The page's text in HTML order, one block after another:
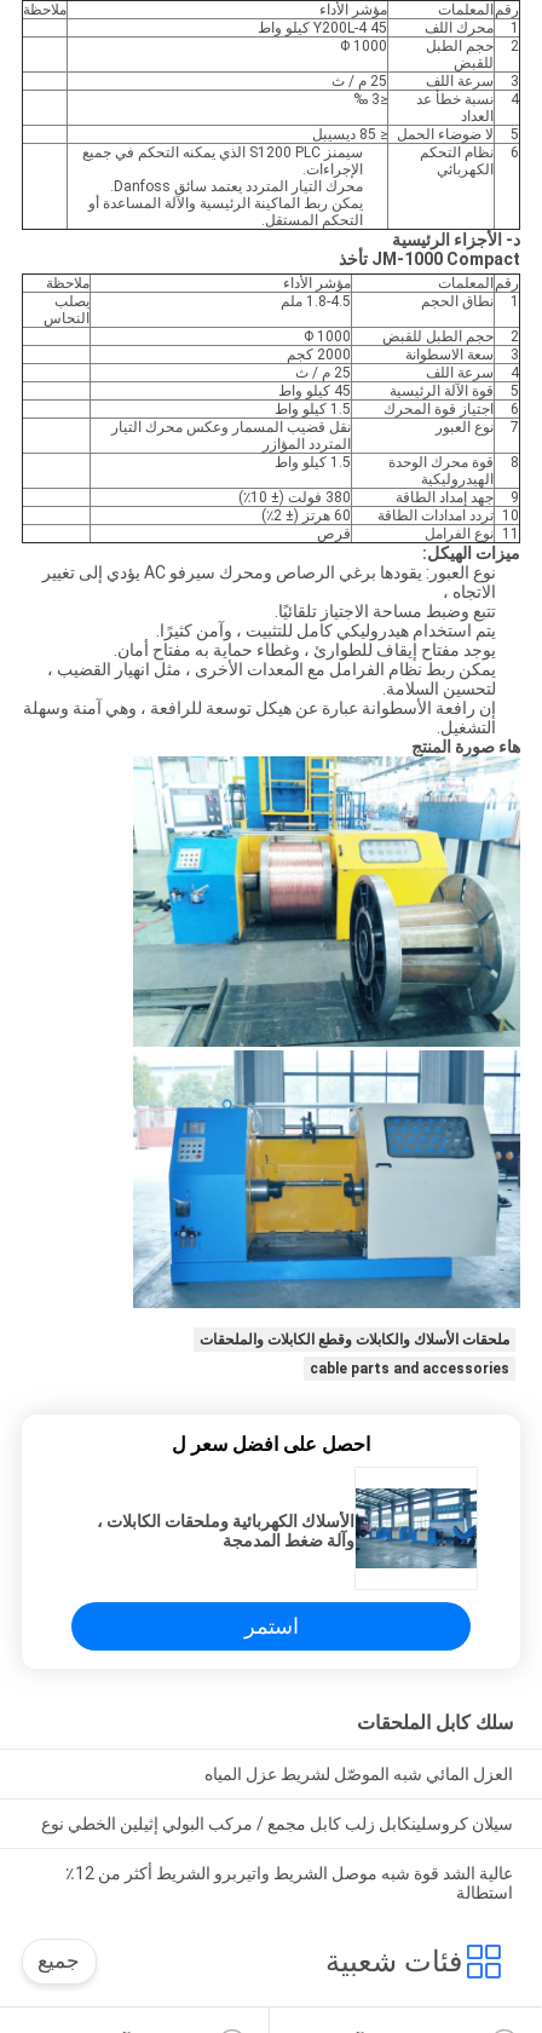
رقم المعلمات مؤشر الأداء
ملاحظة
1
محرك اللف
Y200L-4 45 كيلو واط
2
حجم الطبل
للقبض
Φ 1000
3 سرعة اللف
25 م / ث
4
نسبة خطأ عد
العداد
≤3 ‰
5 لا ضوضاء الحمل
≤ 85 ديسيبل
6
نظام التحكم
الكهربائي
سيمنز S1200 PLC الذي يمكنه التحكم في جميع
الإجراءات.
محرك التيار المتردد يعتمد سائق Danfoss.
يمكن ربط الماكينة الرئيسية والآلة المساعدة أو
التحكم المستقل.
د- الأجزاء الرئيسية
JM-1000 Compact تأخذ
رقم المعلمات مؤشر الأداء
ملاحظة
1
نطاق الحجم 1.8-4.5 ملم
يصلب
النحاس
2
حجم الطبل للقبض
Φ 1000
3
سعة الاسطوانة
2000 كجم
4
سرعة اللف
25 م / ث
5
قوة الآلة الرئيسية
45 كيلو واط
6
اجتياز قوة المحرك
1.5 كيلو واط
7
نوع العبور
نقل قضيب المسمار وعكس محرك التيار
المتردد المؤازر
8
قوة محرك الوحدة
الهيدروليكية
1.5 كيلو واط
9 جهد إمداد الطاقة
380 فولت (± 10٪)
10 تردد امدادات الطاقة
60 هرتز (± 2٪)
11 نوع الفرامل قرص
ميزات الهيكل:
نوع العبور: يقودها برغي الرصاص ومحرك سيرفو AC يؤدي إلى تغيير
الاتجاه ،
تتبع وضبط مساحة الاجتياز تلقائيًا.
يتم استخدام هيدروليكي كامل للتثبيت ، وآمن كثيرًا.
يوجد مفتاح إيقاف للطوارئ ، وغطاء حماية به مفتاح أمان.
يمكن ربط نظام الفرامل مع المعدات الأخرى ، مثل انهيار القضيب ،
لتحسين السلامة.
إن رافعة الأسطوانة عبارة عن هيكل توسعة للرافعة ، وهي آمنة وسهلة
التشغيل.
هاء صورة المنتج
ملحقات الأسلاك والكابلات وقطع الكابلات والملحقات
cable parts and accessories
احصل على افضل سعر ل
الأسلاك الكهربائية وملحقات الكابلات ،
وآلة ضغط المدمجة
استمر
سلك كابل الملحقات
العزل المائي شبه الموصّل لشريط عزل المياه
سيلان كروسلينكابل زلب كابل مجمع / مركب البولي إثيلين الخطي نوع
عالية الشد قوة شبه موصل الشريط واتيربرو الشريط أكثر من 12٪
استطالة
فئات شعبية جميع